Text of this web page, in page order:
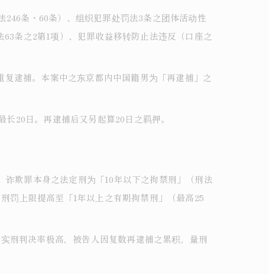
条・60条）、组织犯罪处罚法3条之团体活动性
条之2第1项）、犯罪收益移转防止法违反（口座之
逮捕。本案中之东京都内中国籍男为「再逮捕」之
20日。再逮捕后又另起算20日之羁押。
欺罪本身之法定刑为「10年以下之拘禁刑」（刑法
罚上限提高至「1年以上之有期拘禁刑」（最高25
刑判决率极高，被告人因复数再逮捕之累积，量刑